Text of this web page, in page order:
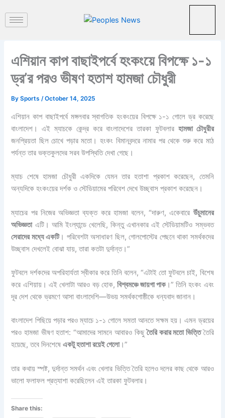
content
এশিয়ান কাপ বাছাইপর্বে হংকংয়ে বিপক্ষে ১-১
ড্র’র পরও ভীষণ হতাশ হামজা চৌধুরী
BySports/October 14, 2025
এশিয়ান কাপ বাছাইপর্বে মঙ্গলবার স্বাগতিক হংকংয়ের বিপক্ষে ১-১ গোলে ড্র করেছে
বাংলাদেশ। এই ম্যাচকে কেন্দ্র করে বাংলাদেশের তারকা ফুটবলার হামজা চৌধুরীর
জনপ্রিয়তা ছিল চোখে পড়ার মতো। হংকং বিমানবন্দরে নামার পর থেকে শুরু করে মাঠ
পর্যন্ত তার ভক্তকুলদের সরব উপস্থিতি দেখা গেছে।
ম্যাচ শেষে হামজা চৌধুরী একদিকে যেমন তার হতাশা প্রকাশ করেছেন, তেমনি
অন্যদিকে হংকংয়ের দর্শক ও স্টেডিয়ামের পরিবেশ দেখে উচ্ছ্বাস প্রকাশ করেছেন।
ম্যাচের পর নিজের অভিজ্ঞতা ব্যক্ত করে হামজা বলেন, “দারুণ, একেবারে উঁচুমানের
অভিজ্ঞতাএটি। আমি ইংল্যান্ডে খেলেছি, কিন্তু এখানকার এই স্টেডিয়ামটিও সম্ভবত
সেরাদের মধ্যে একটি। পরিবেশটা অসাধারণ ছিল, গোলপোস্টের পেছনে থাকা সমর্থকদের
উচ্ছ্বাস দেখলেই বোঝা যায়, তারা কতটা দুর্দান্ত।”
ফুটবলে দর্শকদের অপরিহার্যতা স্বীকার করে তিনি বলেন, “এটাই তো ফুটবলে চাই, বিশেষ
করে এশিয়ায়। এই খেলাটা আরও বড় হোক,বিশ্বমঞ্চে জায়গা পাক।” তিনি হংকং এবং
দূর দেশ থেকে ভ্রমণে আসা বাংলাদেশি—উভয় সমর্থকগোষ্ঠীকে ধন্যবাদ জানান।
বাংলাদেশ পিছিয়ে পড়ার পরও ম্যাচে ১-১ গোলে সমতা আনতে সক্ষম হয়। এমন ড্রয়ের
পরও হামজা ভীষণ হতাশ: “আমাদের সামনে আবারও কিছুতৈরি করার মতো ভিত্তিতৈরি
হয়েছে, তবে দিনশেষেএকটু হতাশা রয়েই গেলো।”
তার কথায় স্পষ্ট, দুর্দান্ত সমর্থন এবং খেলার ভিত্তি তৈরি হলেও দলের কাছ থেকে আরও
ভালো ফলাফল প্রত্যাশা করেছিলেন এই তারকা ফুটবলার।
Share this:
রা
ত
র